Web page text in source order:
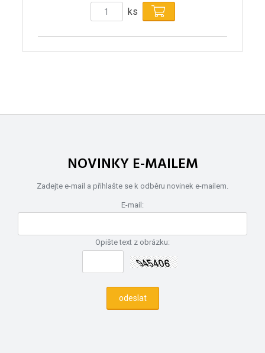
ks
NOVINKY E-MAILEM
Zadejte e-mail a přihlašte se k odběru novinek e-mailem.
E-mail:
Opište text z obrázku: